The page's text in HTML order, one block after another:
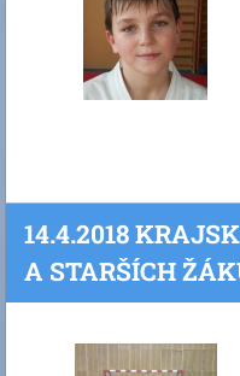
14.4.2018
A STARŠÍCH